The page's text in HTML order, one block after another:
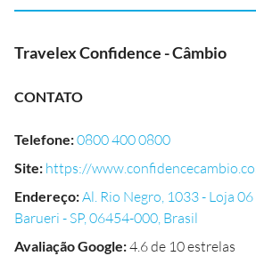
Travelex Confidence - Câmbio
CONTATO
Telefone:0800 400 0800
Site: https://
Endereço:Al. Rio Negro, 1033 - Loja
Barueri - SP, 06454-000, Brasil
Avaliação Google:4.6 de 10 estrelas